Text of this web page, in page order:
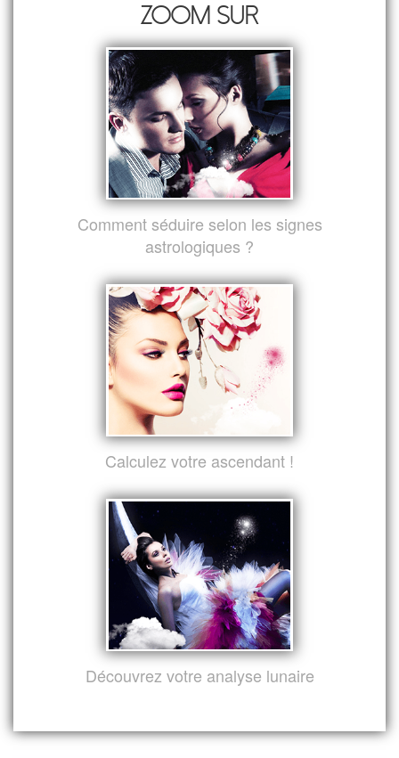
Zoom sur
Comment séduire selon les signes
astrologiques ?
Calculez votre ascendant !
Découvrez votre analyse lunaire